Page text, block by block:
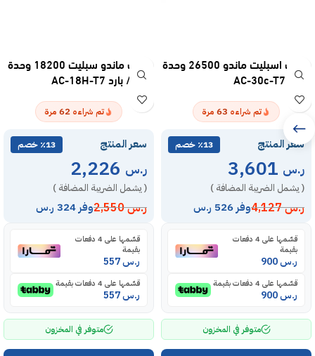
مكيف اسبليت ماندو 26500 وحدة
– بارد AC-30c-T7
تم شراءه 63 مرة
سعر المنتج ٪13 خصم
ر.س
( يشمل الضريبة المضافة )
ر.س4,127 وفر 526 ر.س
قسّمها على 4 دفعات
بقيمة
ر.س
قسّمها على 4 دفعات بقيمة
ر.س
متوفر في المخزون
مكيف ماندو سبليت 18200 وحدة
– حار / بارد AC-18H-T7
تم شراءه 62 مرة
سعر المنتج ٪13 خصم
ر.س
( يشمل الضريبة المضافة )
ر.س2,550 وفر 324 ر.س
قسّمها على 4 دفعات
بقيمة
ر.س
قسّمها على 4 دفعات بقيمة
ر.س
متوفر في المخزون